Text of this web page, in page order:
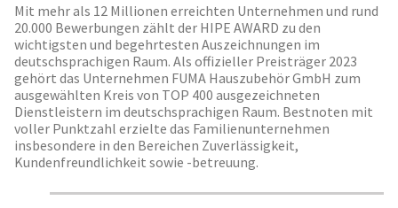
Mit mehr als 12 Millionen erreichten Unternehmen und rund
20.000 Bewerbungen zählt der HIPE AWARD zu den
wichtigsten und begehrtesten Auszeichnungen im
deutschsprachigen Raum. Als offizieller Preisträger 2023
gehört das Unternehmen FUMA Hauszubehör GmbH zum
ausgewählten Kreis von TOP 400 ausgezeichneten
Dienstleistern im deutschsprachigen Raum. Bestnoten mit
voller Punktzahl erzielte das Familienunternehmen
insbesondere in den Bereichen Zuverlässigkeit,
Kundenfreundlichkeit sowie -betreuung.